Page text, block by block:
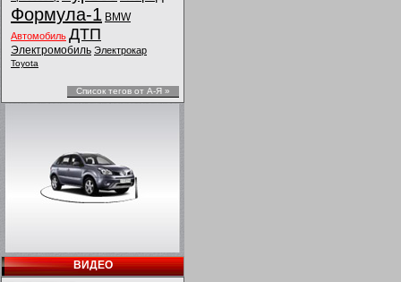
Формула-1 BMW
Автомобиль ДТП
Электромобиль Электрокар
Toyota
Список тегов от А-Я »
ВИДЕО